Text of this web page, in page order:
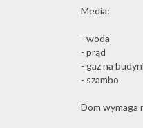
Media:
- woda
- prąd
- gaz na
- szambo
Dom wymaga